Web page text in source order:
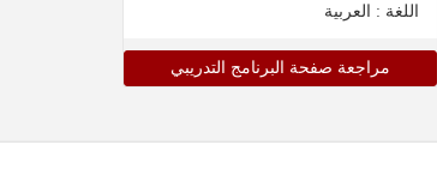
اللغة : العربية
مراجعة صفحة البرنامج التدريبي